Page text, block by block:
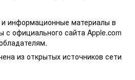
информационные материалы в
с официального сайта Apple.com
из открытых источников сети